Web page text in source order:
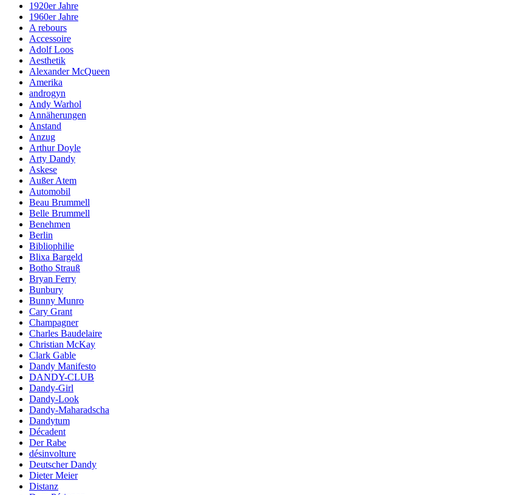
1920er Jahre
1960er Jahre
A rebours
Accessoire
Adolf Loos
Aesthetik
Alexander McQueen
Amerika
androgyn
Andy Warhol
Annäherungen
Anstand
Anzug
Arthur Doyle
Arty Dandy
Askese
Außer Atem
Automobil
Beau Brummell
Belle Brummell
Benehmen
Berlin
Bibliophilie
Blixa Bargeld
Botho Strauß
Bryan Ferry
Bunbury
Bunny Munro
Cary Grant
Champagner
Charles Baudelaire
Christian McKay
Clark Gable
Dandy Manifesto
DANDY-CLUB
Dandy-Girl
Dandy-Look
Dandy-Maharadscha
Dandytum
Décadent
Der Rabe
désinvolture
Deutscher Dandy
Dieter Meier
Distanz